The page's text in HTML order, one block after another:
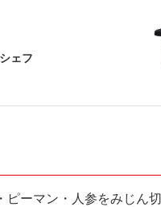
ェフ
ピーマン・人参をみじん